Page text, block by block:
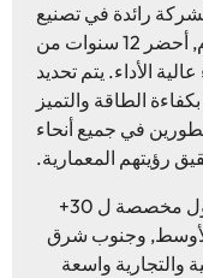
رائدة في تصنيع
النوافذ والأبواب المصنوعة من الألومنيوم, أحضر 12 سنوات من
الأداء. يتم تحديد
الطاقة والتميز
في جميع أنحاء
رؤيتهم المعمارية.
تحت قيادتي, لقد نجحنا في تصدير حلول مخصصة ل 30+
وجنوب شرق
والتجارية واسعة